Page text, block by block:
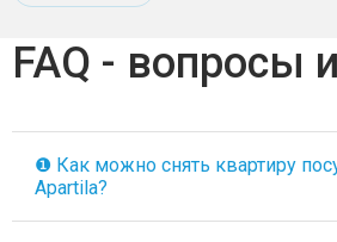
FAQ - вопросы
❶ Как можно снять квартиру
Apartila?